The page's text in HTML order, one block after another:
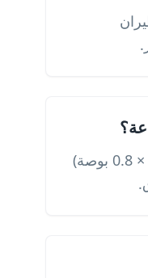
2 سم × 2 سم (0.8 بوصة × 0.8 بوصة)